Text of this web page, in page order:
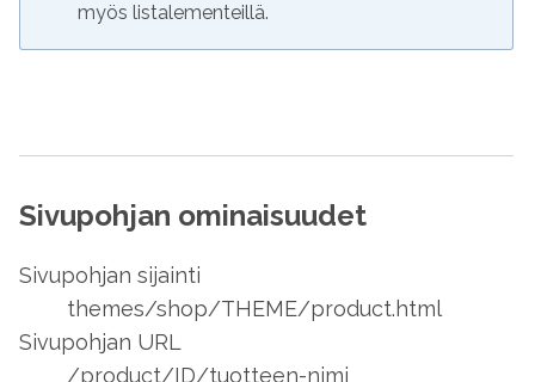
myös listalementeillä.
Sivupohjan ominaisuudet
Sivupohjan sijainti
themes/shop/THEME/product.html
Sivupohjan URL
/product/ID/tuotteen-nimi